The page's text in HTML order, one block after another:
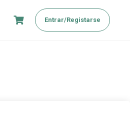
Entrar/Registarse